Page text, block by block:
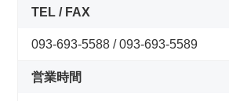
製品情報
TEL / FAX
093-693-5588 / 093-693-5589
営業時間